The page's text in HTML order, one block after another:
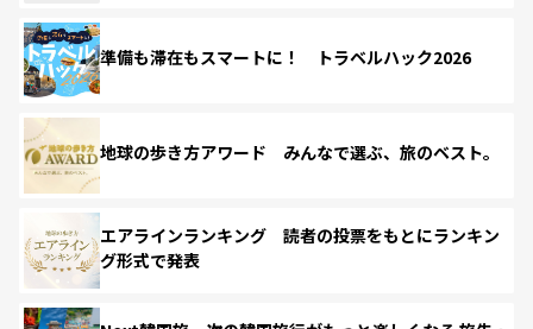
準備も滞在もスマートに！ トラベルハック2026
地球の歩き方アワード みんなで選ぶ、旅のベスト。
エアラインランキング 読者の投票をもとにランキン
グ形式で発表